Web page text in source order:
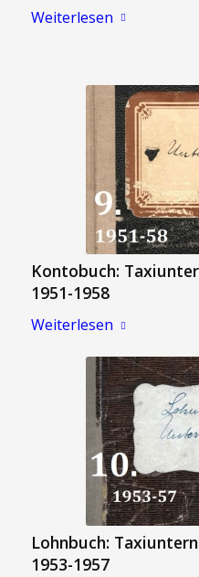
Weiterlesen
Kontobuch:
1951-1958
Weiterlesen
Lohnbuch:
1953-1957